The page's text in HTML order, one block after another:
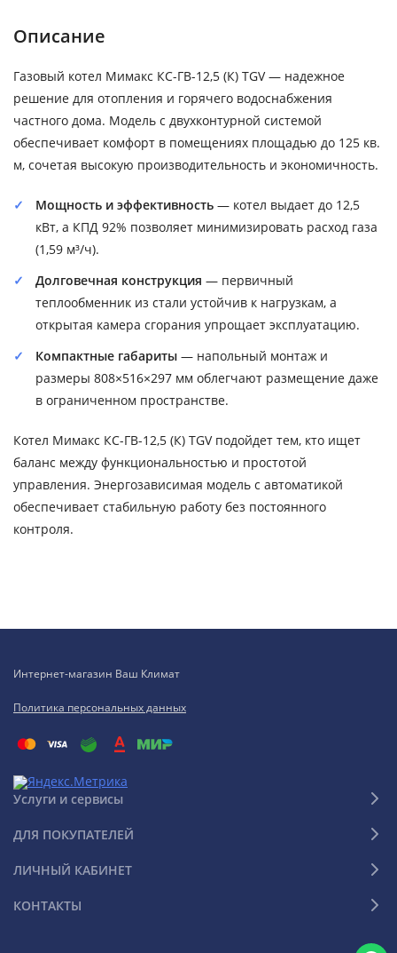
Описание
Газовый котел Мимакс КС-ГВ-12,5 (К) TGV — надежное
решение для отопления и горячего водоснабжения
частного дома. Модель с двухконтурной системой
обеспечивает комфорт в помещениях площадью до 125 кв.
м, сочетая высокую производительность и экономичность.
Мощность и эффективность — котел выдает до 12,5
кВт, а КПД 92% позволяет минимизировать расход газа
(1,59 м³/ч).
Долговечная конструкция — первичный
теплообменник из стали устойчив к нагрузкам, а
открытая камера сгорания упрощает эксплуатацию.
Компактные габариты — напольный монтаж и
размеры 808×516×297 мм облегчают размещение даже
в ограниченном пространстве.
Котел Мимакс КС-ГВ-12,5 (К) TGV подойдет тем, кто ищет
баланс между функциональностью и простотой
управления. Энергозависимая модель с автоматикой
обеспечивает стабильную работу без постоянного
контроля.
Интернет-магазин Ваш Климат
Политика персональных данных
Услуги и сервисы
ДЛЯ ПОКУПАТЕЛЕЙ
ЛИЧНЫЙ КАБИНЕТ
КОНТАКТЫ